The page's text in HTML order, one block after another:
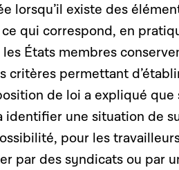
lorsqu’il existe des
qui correspond, en
les États membres
critères permettant
de loi a expliqué
identifier une situation de
pour les
par des syndicats ou par